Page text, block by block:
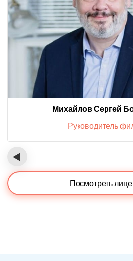
Михайлов Сергей
Руководитель
‹
Посмотреть